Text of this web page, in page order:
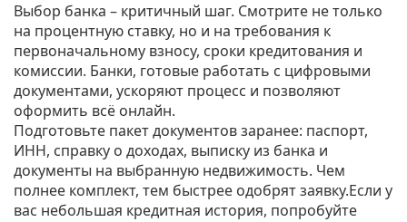
Выбор банка – критичный шаг. Смотрите не только
на процентную ставку, но и на требования к
первоначальному взносу, сроки кредитования и
комиссии. Банки, готовые работать с цифровыми
документами, ускоряют процесс и позволяют
оформить всё онлайн.
Подготовьте пакет документов заранее: паспорт,
ИНН, справку о доходах, выписку из банка и
документы на выбранную недвижимость. Чем
полнее комплект, тем быстрее одобрят заявку.Если у
вас небольшая кредитная история, попробуйте